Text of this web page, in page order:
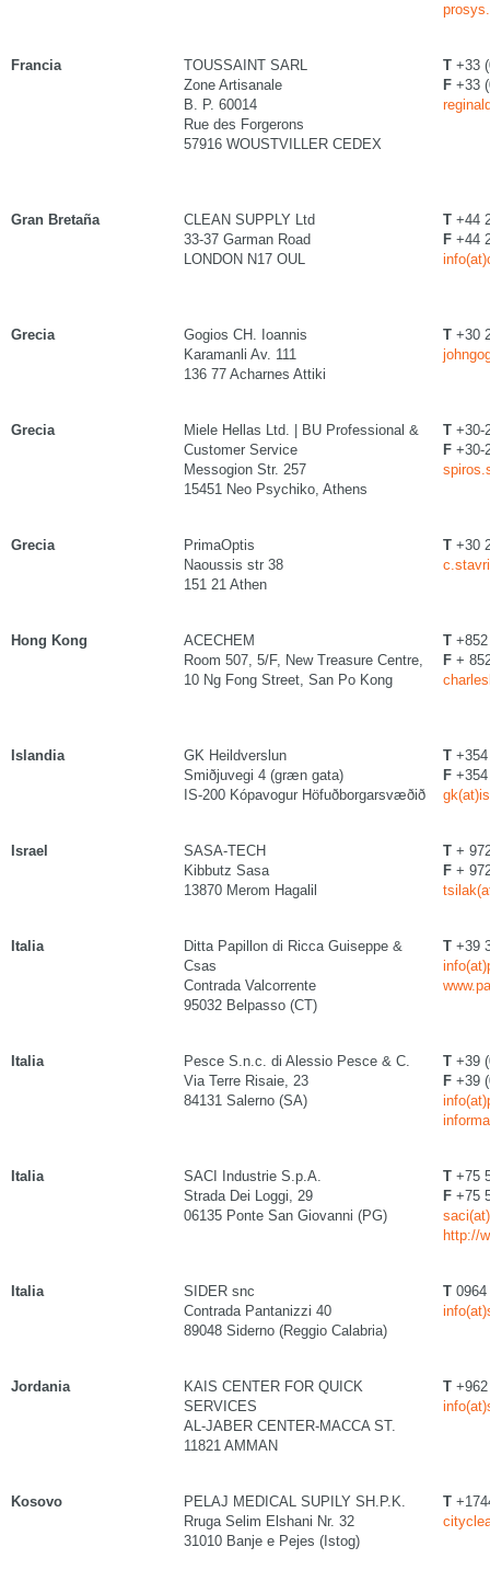
Francia
TOUSSAINT SARL
Zone Artisanale
B. P. 60014
Rue des Forgerons
57916 WOUSTVILLER CEDEX
T +33
F +33
Gran Bretaña
CLEAN SUPPLY Ltd
33-37 Garman Road
LONDON N17 OUL
T +44
F +44
Grecia
Gogios CH. Ioannis
Karamanli Av. 111
136 77 Acharnes Attiki
T +30
Grecia
Miele Hellas Ltd. | BU Professional &
Customer Service
Messogion Str. 257
15451 Neo Psychiko, Athens
T +30-
F +30-
Grecia
PrimaOptis
Naoussis str 38
151 21 Athen
T +30
Hong Kong
ACECHEM
Room 507, 5/F, New Treasure Centre,
10 Ng Fong Street, San Po Kong
T
F +
Islandia
GK Heildverslun
Smiðjuvegi 4 (græn gata)
IS-200 Kópavogur Höfuðborgarsvæðið
T
F
Israel
SASA-TECH
Kibbutz Sasa
13870 Merom Hagalil
T +
F +
Italia
Ditta Papillon di Ricca Guiseppe &
Csas
Contrada Valcorrente
95032 Belpasso (CT)
T +39
Italia
Pesce S.n.c. di Alessio Pesce & C.
Via Terre Risaie, 23
84131 Salerno (SA)
T +39
F +39
Italia
SACI Industrie S.p.A.
Strada Dei Loggi, 29
06135 Ponte San Giovanni (PG)
T +75
F +75
http://
Italia
SIDER snc
Contrada Pantanizzi 40
89048 Siderno (Reggio Calabria)
T 0964
Jordania
KAIS CENTER FOR QUICK
SERVICES
AL-JABER CENTER-MACCA ST.
11821 AMMAN
T
Kosovo
PELAJ MEDICAL SUPILY SH.P.K.
Rruga Selim Elshani Nr. 32
31010 Banje e Pejes (Istog)
T